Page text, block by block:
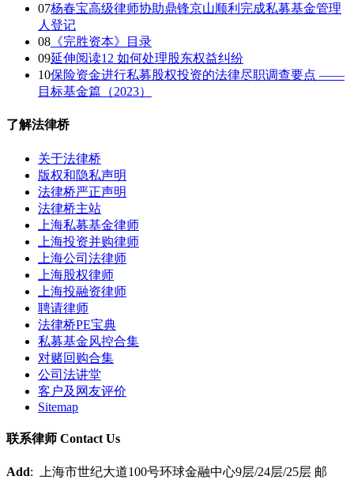
07杨春宝高级律师协助鼎锋京山顺利完成私募基金管理
人登记
08 《完胜资本》目录
09延伸阅读12 如何处理股东权益纠纷
10保险资金进行私募股权投资的法律尽职调查要点 ——
目标基金篇（2023）
了解法律桥
关于法律桥
版权和隐私声明
法律桥严正声明
法律桥主站
上海私募基金律师
上海投资并购律师
上海公司法律师
上海股权律师
上海投融资律师
聘请律师
法律桥PE宝典
私募基金风控合集
对赌回购合集
公司法讲堂
客户及网友评价
Sitemap
联系律师 Contact Us
Add: 上海市世纪大道100号环球金融中心9层/24层/25层 邮